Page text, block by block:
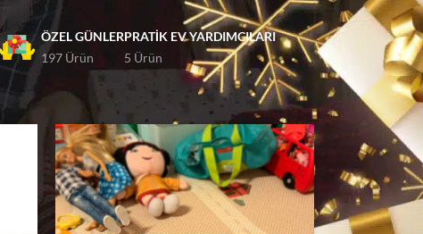
ÖZEL GÜNLER
197 Ürün
PRATIK EV YARDIMCILARI
5 Ürün